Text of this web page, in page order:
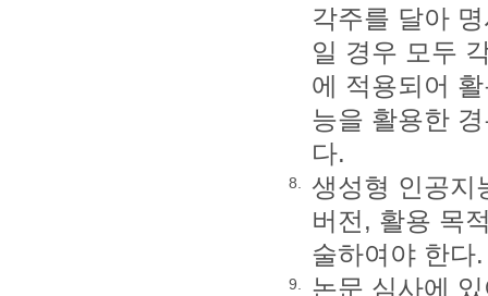
각주를 달아
일 경우 모두
에 적용되어
능을 활용한
다.
8.
생성형 인공지
버전, 활용 목
술하여야 한다.
9. 논문 심사에